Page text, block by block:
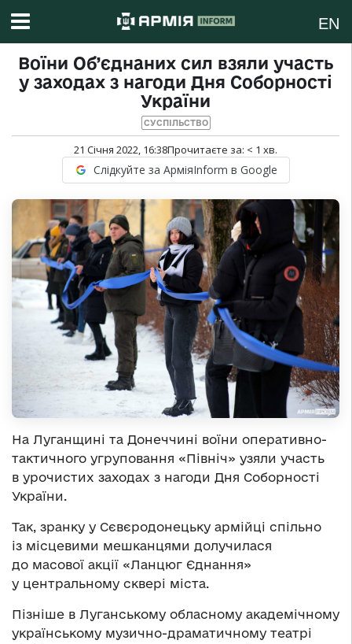
EN
Воїни Об’єднаних сил взяли участь
у заходах з нагоди Дня Соборності
України
СУСПІЛЬСТВО
21 Січня 2022, 16:38Прочитаєте за: < 1 хв.
Слідкуйте за АрміяInform в Google
На Луганщині та Донеччині воїни оперативно-
тактичного угруповання «Північ» узяли участь
в урочистих заходах з нагоди Дня Соборності
України.
Так, зранку у Сєвєродонецьку армійці спільно
із місцевими мешканцями долучилася
до масової акції «Ланцюг Єднання»
у центральному сквері міста.
Пізніше в Луганському обласному академічному
українському музично-драматичному театрі